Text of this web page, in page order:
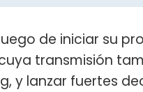
de iniciar su
transmisión
y lanzar fuertes